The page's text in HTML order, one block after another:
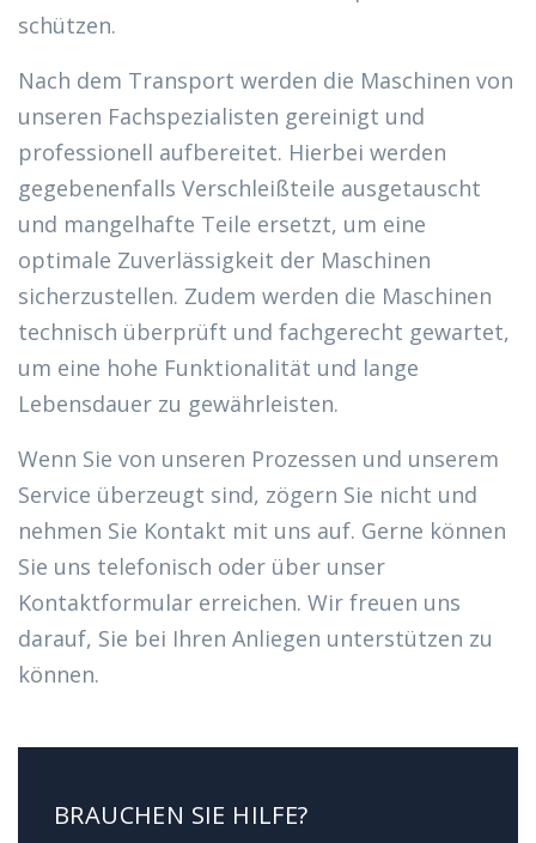
schützen.
Nach dem Transport werden die Maschinen von
unseren Fachspezialisten gereinigt und
professionell aufbereitet. Hierbei werden
gegebenenfalls Verschleißteile ausgetauscht
und mangelhafte Teile ersetzt, um eine
optimale Zuverlässigkeit der Maschinen
sicherzustellen. Zudem werden die Maschinen
technisch überprüft und fachgerecht gewartet,
um eine hohe Funktionalität und lange
Lebensdauer zu gewährleisten.
Wenn Sie von unseren Prozessen und unserem
Service überzeugt sind, zögern Sie nicht und
nehmen Sie Kontakt mit uns auf. Gerne können
Sie uns telefonisch oder über unser
Kontaktformular erreichen. Wir freuen uns
darauf, Sie bei Ihren Anliegen unterstützen zu
können.
BRAUCHEN SIE HILFE?